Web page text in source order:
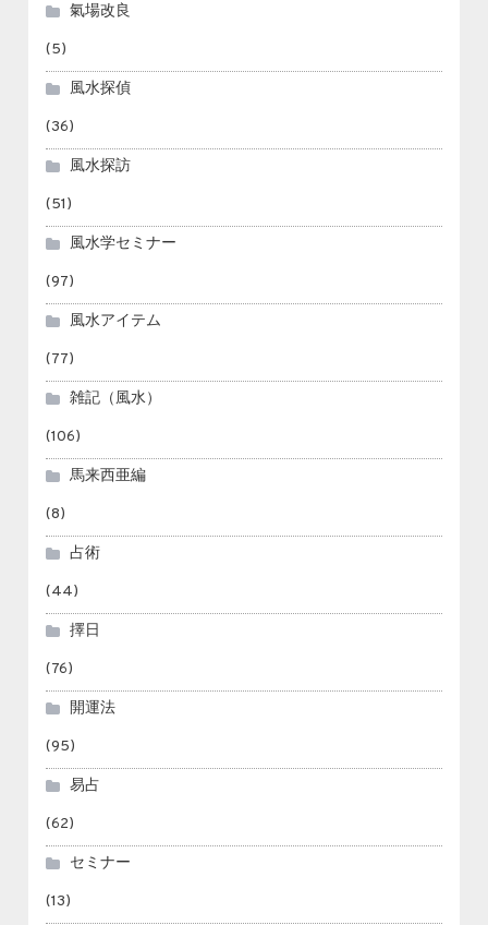
氣場改良
(5)
風水探偵
(36)
風水探訪
(51)
風水学セミナー
(97)
風水アイテム
(77)
雑記（風水）
(106)
馬来西亜編
(8)
占術
(44)
擇日
(76)
開運法
(95)
易占
(62)
セミナー
(13)